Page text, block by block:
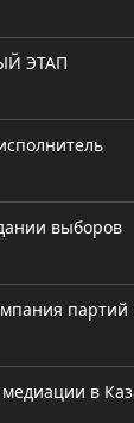
ЭТАП
выборов
партий
медиации в